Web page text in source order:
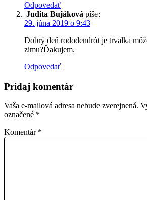
Odpovedať
Judita Bujáková píše:
29. júna 2019 o 9:43
Dobrý deň rododendrót je trvalka
zimu?Ďakujem.
Odpovedať
Pridaj komentár
Vaša e-mailová adresa nebude zverejnená.
označené *
Komentár *